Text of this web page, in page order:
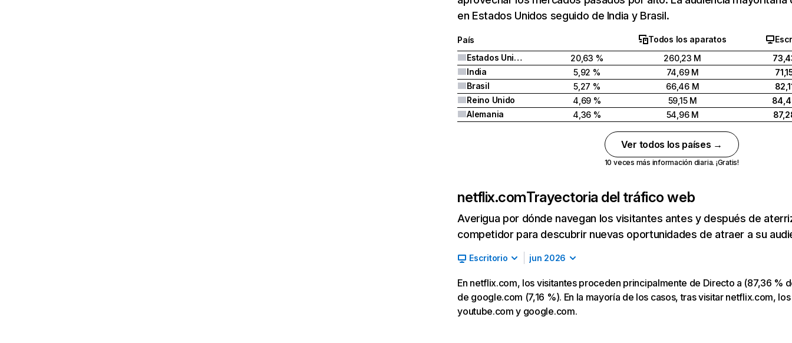
en Estados Unidos seguido de India y Brasil.
País Todos los aparatos
Estados Unidos
20,63 % 260,23 M
India
5,92 % 74,69 M
Brasil
5,27 % 66,46 M
Reino Unido
4,69 % 59,15 M
Alemania
4,36 % 54,96 M
Ver todos los países →
10 veces más información diaria. ¡Gratis!
netflix.comTrayectoria del tráfico web
Averigua por dónde navegan los visitantes antes y después de
competidor para descubrir nuevas oportunidades de atraer a su
Escritorio jun 2026
En netflix.com, los visitantes proceden principalmente de Directo a (87,36 %
de google.com (7,16 %). En la mayoría de los casos, tras visitar netflix.com,
youtube.com y google.com.